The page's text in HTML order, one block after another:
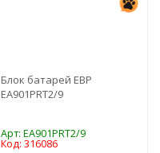
Блок батарей EBP
EA901PRT2/9
Арт: EA901PRT2/9
Код: 316086